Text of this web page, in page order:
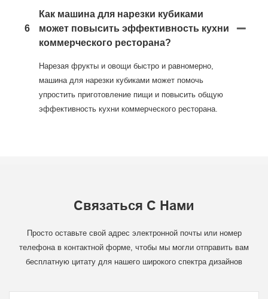
6
Как машина для нарезки кубиками
может повысить эффективность кухни
коммерческого ресторана?
Нарезая фрукты и овощи быстро и равномерно,
машина для нарезки кубиками может помочь
упростить приготовление пищи и повысить общую
эффективность кухни коммерческого ресторана.
Связаться С Нами
Просто оставьте свой адрес электронной почты или номер
телефона в контактной форме, чтобы мы могли отправить вам
бесплатную цитату для нашего широкого спектра дизайнов